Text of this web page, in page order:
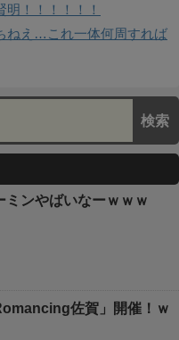
！！！！！！
ねえ…これ一体何周すれば
ミンやばいなーｗｗｗ
佐賀」開催！ｗ